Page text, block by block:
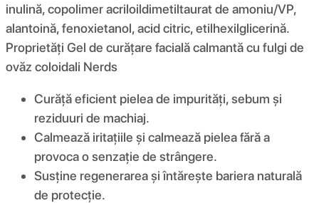
inulină, copolimer acriloildimetiltaurat de amoniu/VP,
alantoină, fenoxietanol, acid citric, etilhexilglicerină.
Proprietăți Gel de curățare facială calmantă cu fulgi de
ovăz coloidali Nerds
Curăță eficient pielea de impurități, sebum și
reziduuri de machiaj.
Calmează iritațiile și calmează pielea fără a
provoca o senzație de strângere.
Susține regenerarea și întărește bariera naturală
de protecție.